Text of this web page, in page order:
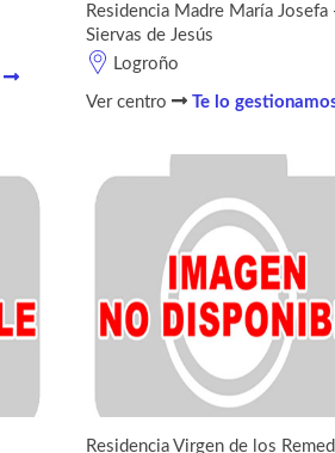
Residencia Madre María Josefa
Siervas de Jesús
Logroño
Ver centro Te lo
Residencia Virgen de los